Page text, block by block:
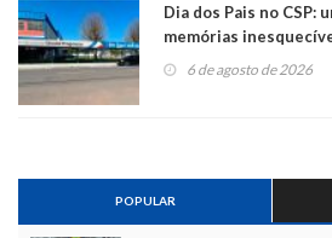
Dia dos Pais no CSP:
memórias
6 de agosto de 2026
POPULAR